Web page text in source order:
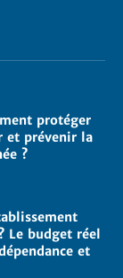
protéger
et prévenir la
?
Le budget réel
et